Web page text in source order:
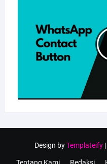
Design byTemplateify|